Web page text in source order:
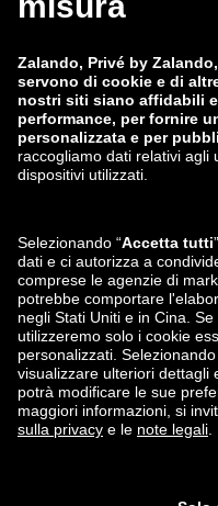
Privé by Zalando Europa
zalando-lounge.de
zalando-lounge.ch
zalando-prive.fr
zalando-lounge.fi
zalando-lounge.co.uk
zalando-prive.es
zalando-lounge.lt